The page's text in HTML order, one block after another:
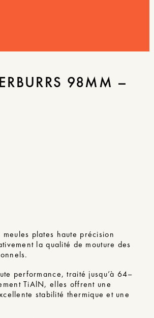
98MM –
plates haute précision
la qualité de mouture des
performance, traité jusqu’à 64–
TiAlN, elles offrent une
stabilité thermique et une